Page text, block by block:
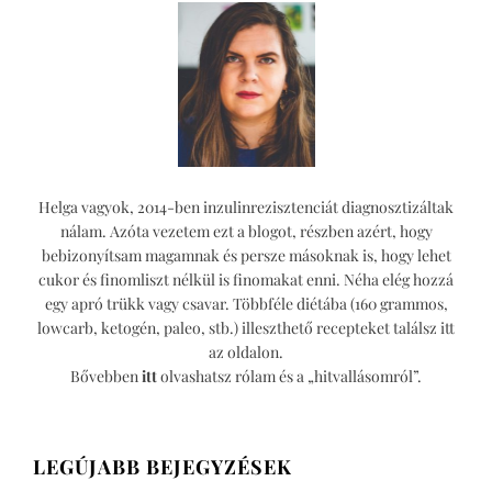
Helga vagyok, 2014-ben inzulinrezisztenciát diagnosztizáltak
nálam. Azóta vezetem ezt a blogot, részben azért, hogy
bebizonyítsam magamnak és persze másoknak is, hogy lehet
cukor és finomliszt nélkül is finomakat enni. Néha elég hozzá
egy apró trükk vagy csavar. Többféle diétába (160 grammos,
lowcarb, ketogén, paleo, stb.) illeszthető recepteket találsz itt
az oldalon.
Bővebben ittolvashatsz rólam és a „hitvallásomról”.
LEGÚJABB BEJEGYZÉSEK